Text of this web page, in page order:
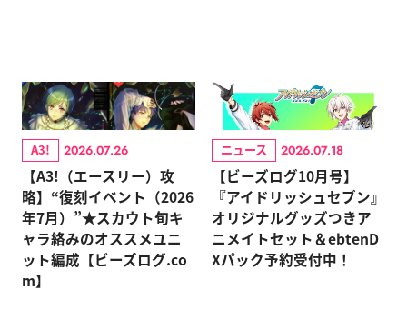
A3! 2026.07.26
【A3!（エースリー）攻
略】“復刻イベント（2026
年7月）”★スカウト旬キ
ャラ絡みのオススメユニ
ット編成【ビーズログ.co
m】
ニュース 2026.07.18
【ビーズログ10月号】
『アイドリッシュセブン』
オリジナルグッズつきア
ニメイトセット＆ebtenD
Xパック予約受付中！